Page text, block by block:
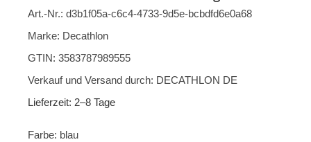
Art.-Nr.: d3b1f05a-c6c4-4733-9d5e-bcbdfd6e0a68
Marke: Decathlon
GTIN: 3583787989555
Verkauf und Versand durch: DECATHLON DE
Lieferzeit: 2–8 Tage
Farbe: blau